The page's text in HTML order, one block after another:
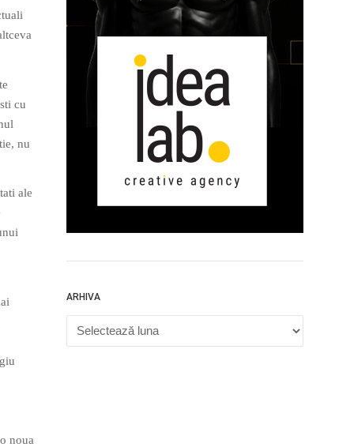
cu
nu
ale
noua
ARHIVA
Arhiva